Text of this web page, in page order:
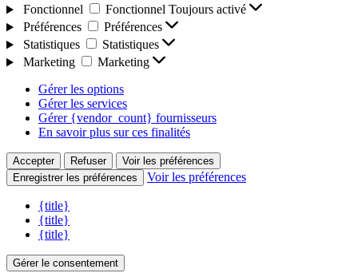
Fonctionnel
Fonctionnel Toujours activé
Préférences
Préférences
Statistiques
Statistiques
Marketing
Marketing
Gérer les options
Gérer les services
Gérer {vendor_count} fournisseurs
En savoir plus sur ces finalités
Accepter Refuser
Voir les préférences
Enregistrer les préférences
Voir les préférences
{title}
{title}
{title}
Gérer le consentement